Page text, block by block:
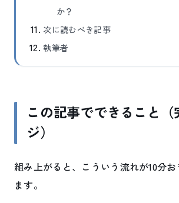
か？
次に読むべき記事
執筆者
この記事でできること（
ジ）
組み上がると、こういう流れが10分
ます。